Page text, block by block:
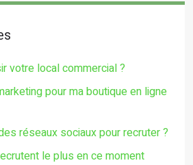
votre local commercial ?
pour ma boutique en ligne
réseaux sociaux pour recruter ?
le plus en ce moment